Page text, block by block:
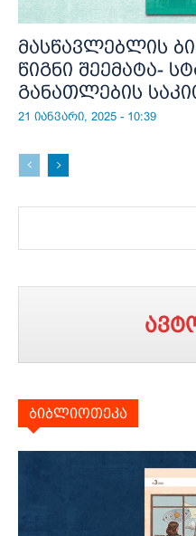
მასწავლებლის
წიგნი შეემატა-
განათლების
21 იანვარი, 2025 - 10:39
ბიბლიოთეკა